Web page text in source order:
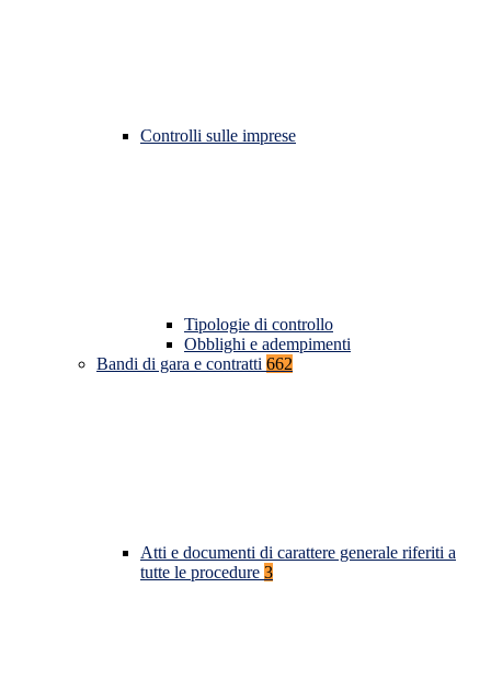
Controlli sulle imprese
Tipologie di controllo
Obblighi e adempimenti
Bandi di gara e contratti 662
Atti e documenti di carattere generale riferiti a
tutte le procedure 3